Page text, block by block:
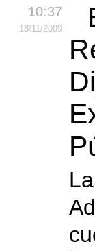
10:37
18/11/2009